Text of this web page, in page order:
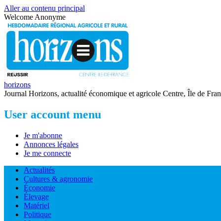
Aller au contenu principal
Welcome Anonyme
horizons
Journal Horizons, actualité économique et agricole Centre, Île de
User account menu
Je m'abonne
Annonces légales
Je me connecte
Actualités
Cultures & agronomie
Économie
Élevage
Matériel
Politique